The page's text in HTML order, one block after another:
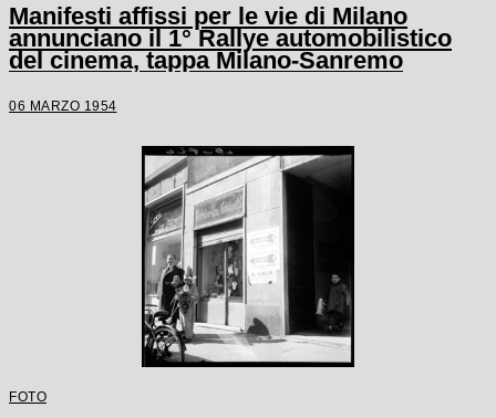
Manifesti affissi per le vie di Milano
annunciano il 1° Rallye automobilistico
del cinema, tappa Milano-Sanremo
06 MARZO 1954
FOTO